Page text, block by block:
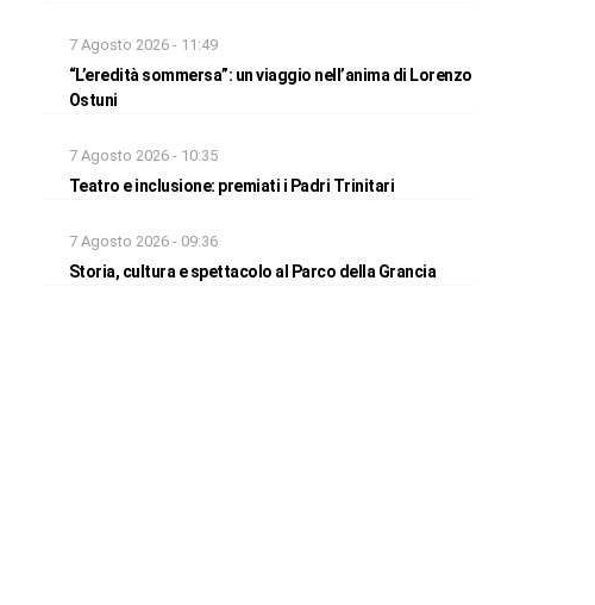
7 Agosto 2026 - 11:49
“L’eredità sommersa”: un viaggio nell’anima di Lorenzo
Ostuni
7 Agosto 2026 - 10:35
Teatro e inclusione: premiati i Padri Trinitari
7 Agosto 2026 - 09:36
Storia, cultura e spettacolo al Parco della Grancia